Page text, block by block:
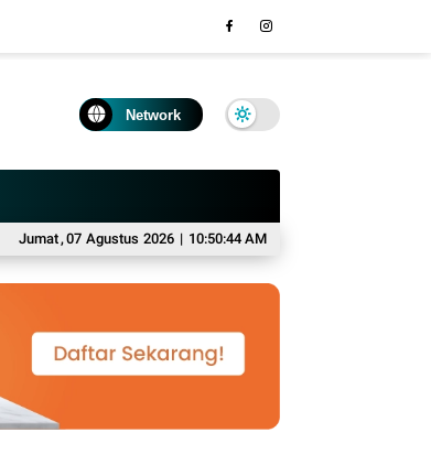
Network
Jumat,07 Agustus 2026 | 10:50:45 AM
Pemeran Mulai Terungkap Bongkar Dugaan Pemerasan,